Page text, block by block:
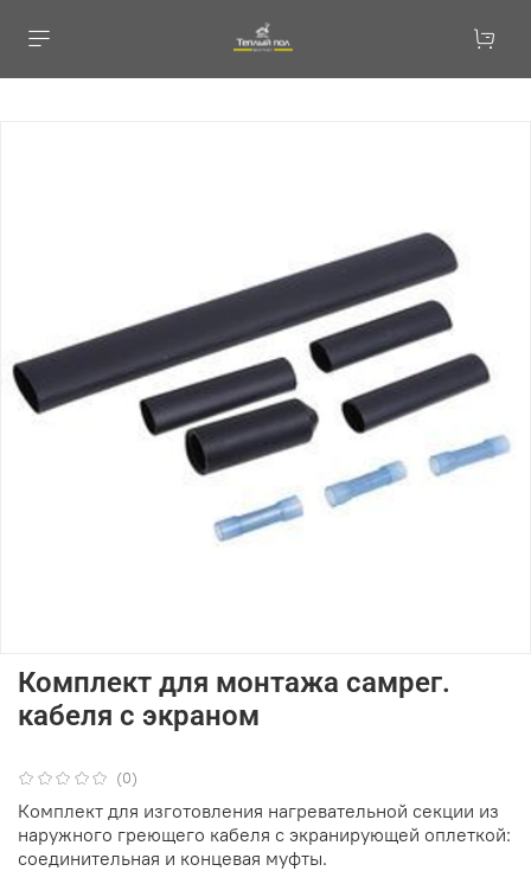
(0)
Комплект для монтажа самрег.
кабеля с экраном
Комплект для изготовления нагревательной секции из
наружного греющего кабеля с экранирующей оплеткой:
соединительная и концевая муфты.